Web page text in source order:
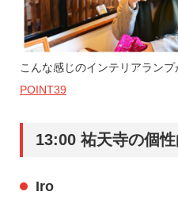
こんな感じのインテリアランプ
POINT39
13:00 祐天寺の個
Iro